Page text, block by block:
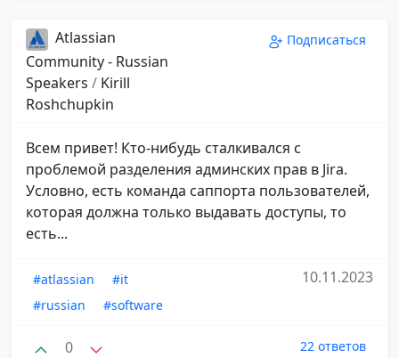
Atlassian
Community - Russian
Speakers / Kirill
Roshchupkin
Подписаться
Всем привет! Кто-нибудь сталкивался с
проблемой разделения админских прав в Jira.
Условно, есть команда саппорта пользователей,
которая должна только выдавать доступы, то
есть...
#atlassian
#it
#russian
#software
10.11.2023
0 22 ответов